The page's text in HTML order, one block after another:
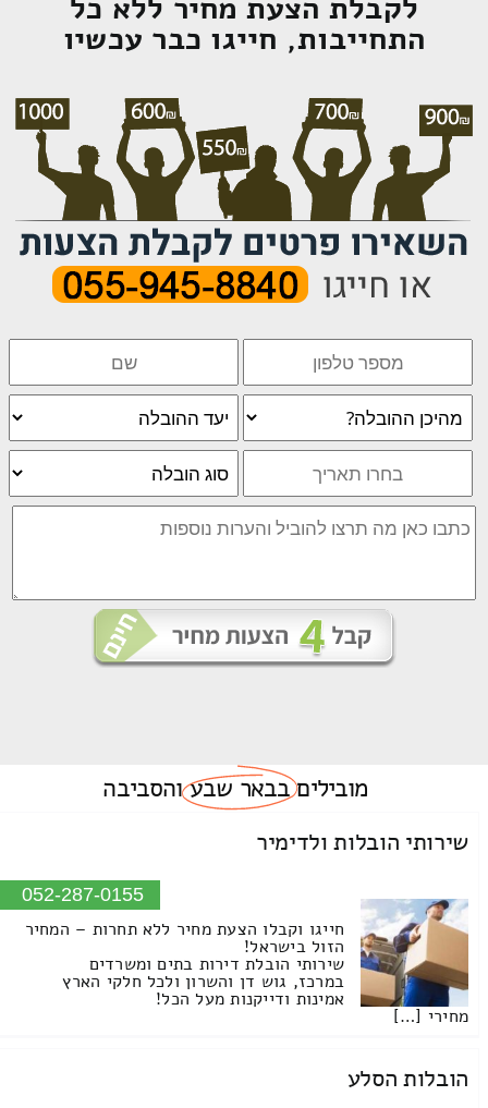
לקבלת הצעת מחיר ללא כל
התחייבות, חייגו כבר עכשיו
מוביליםבבאר שבעוהסביבה
שירותי הובלות ולדימיר
052-287-0155
חייגו וקבלו הצעת מחיר ללא תחרות – המחיר
הזול בישראל!
שירותי הובלת דירות בתים ומשרדים
במרכז, גוש דן והשרון ולכל חלקי הארץ
אמינות ודייקנות מעל הכל!
מחירי […]
הובלות הסלע